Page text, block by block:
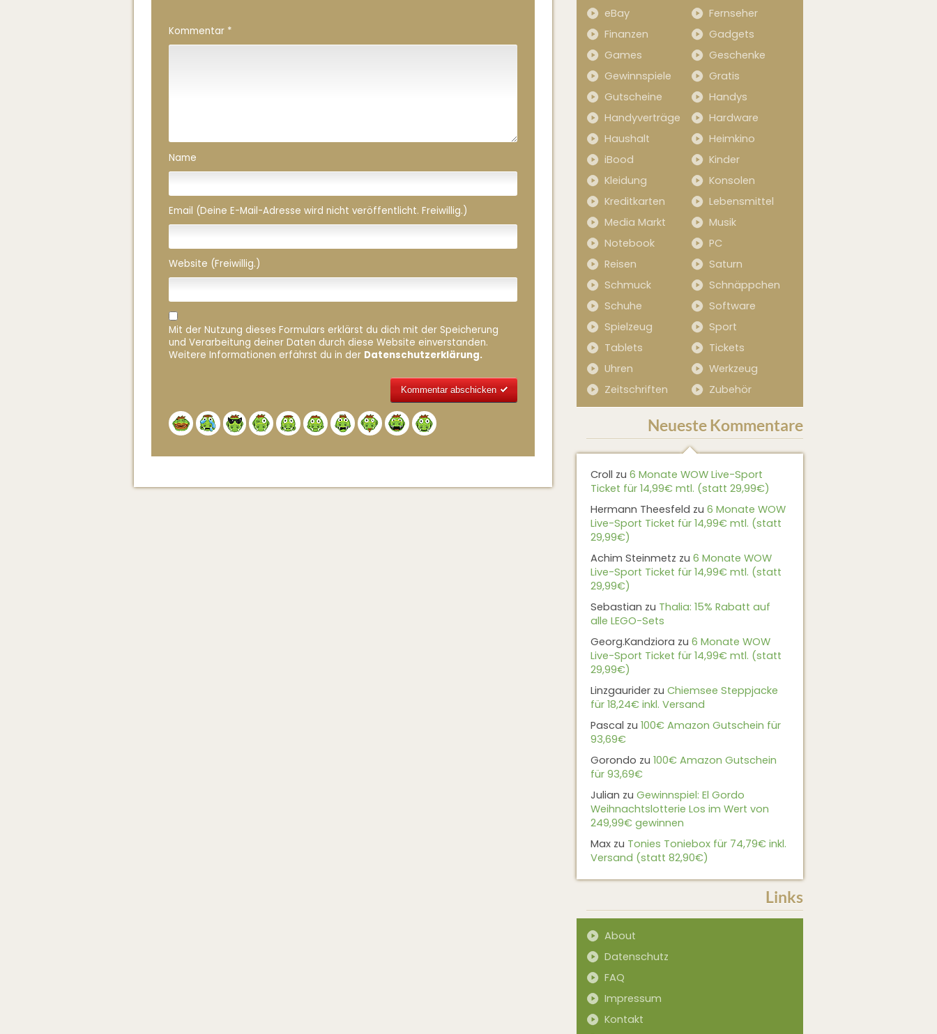
Kommentar *
Name
Email (Deine E-Mail-Adresse wird nicht veröffentlicht. Freiwillig.)
Website (Freiwillig.)
Mit der Nutzung dieses Formulars erklärst du dich mit der Speicherung
und Verarbeitung deiner Daten durch diese Website einverstanden.
Weitere Informationen erfährst du in der Datenschutzerklärung.
eBay
Fernseher
Finanzen
Gadgets
Games
Geschenke
Gewinnspiele
Gratis
Gutscheine
Handys
Handyverträge
Hardware
Haushalt
Heimkino
iBood
Kinder
Kleidung
Konsolen
Kreditkarten
Lebensmittel
Media Markt
Musik
Notebook
PC
Reisen
Saturn
Schmuck
Schnäppchen
Schuhe
Software
Spielzeug
Sport
Tablets
Tickets
Uhren
Werkzeug
Zeitschriften
Zubehör
Neueste Kommentare
Croll zu 6 Monate WOW Live-Sport
Ticket für 14,99€ mtl. (statt 29,99€)
Hermann Theesfeld zu 6 Monate WOW
Live-Sport Ticket für 14,99€ mtl. (statt
29,99€)
Achim Steinmetz zu 6 Monate WOW
Live-Sport Ticket für 14,99€ mtl. (statt
29,99€)
Sebastian zu Thalia: 15% Rabatt auf
alle LEGO-Sets
Georg.Kandziora zu 6 Monate WOW
Live-Sport Ticket für 14,99€ mtl. (statt
29,99€)
Linzgaurider zu Chiemsee Steppjacke
für 18,24€ inkl. Versand
Pascal zu 100€ Amazon Gutschein für
93,69€
Gorondo zu 100€ Amazon Gutschein
für 93,69€
Julian zu Gewinnspiel: El Gordo
Weihnachtslotterie Los im Wert von
249,99€ gewinnen
Max zu Tonies Toniebox für 74,79€ inkl.
Versand (statt 82,90€)
Links
About
Datenschutz
FAQ
Impressum
Kontakt